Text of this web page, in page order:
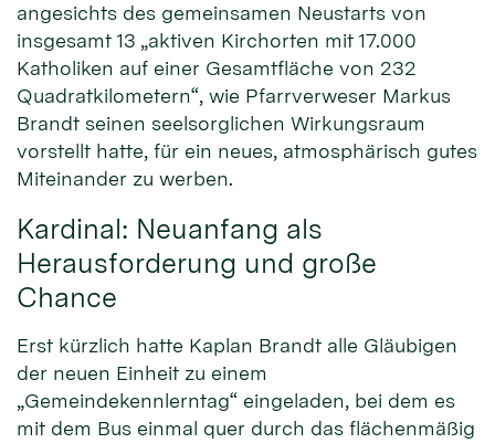
angesichts des gemeinsamen Neustarts von
insgesamt 13 „aktiven Kirchorten mit 17.000
Katholiken auf einer Gesamtfläche von 232
Quadratkilometern“, wie Pfarrverweser Markus
Brandt seinen seelsorglichen Wirkungsraum
vorstellt hatte, für ein neues, atmosphärisch gutes
Miteinander zu werben.
Kardinal: Neuanfang als
Herausforderung und große
Chance
Erst kürzlich hatte Kaplan Brandt alle Gläubigen
der neuen Einheit zu einem
„Gemeindekennlerntag“ eingeladen, bei dem es
mit dem Bus einmal quer durch das flächenmäßig